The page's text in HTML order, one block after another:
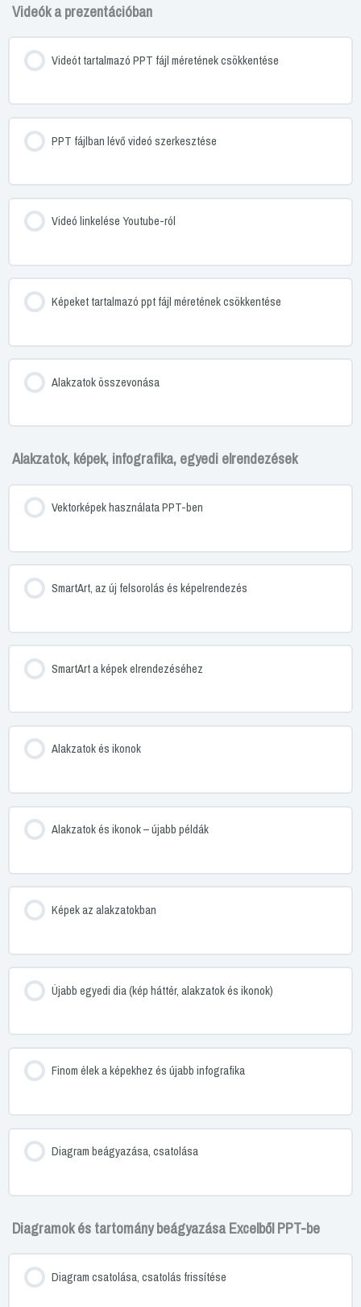
Videók a prezentációban
Videót tartalmazó PPT fájl méretének csökkentése
PPT fájlban lévő videó szerkesztése
Videó linkelése Youtube-ról
Képeket tartalmazó ppt fájl méretének csökkentése
Alakzatok összevonása
Alakzatok, képek, infografika, egyedi elrendezések
Vektorképek használata PPT-ben
SmartArt, az új felsorolás és képelrendezés
SmartArt a képek elrendezéséhez
Alakzatok és ikonok
Alakzatok és ikonok – újabb példák
Képek az alakzatokban
Újabb egyedi dia (kép háttér, alakzatok és ikonok)
Finom élek a képekhez és újabb infografika
Diagram beágyazása, csatolása
Diagramok és tartomány beágyazása Excelből PPT-be
Diagram csatolása, csatolás frissítése